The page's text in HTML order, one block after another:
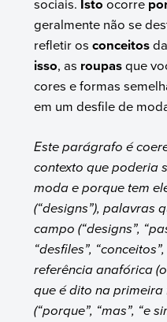
sociais. Isto ocorre
geralmente não se
refletir osconceitos
isso, as roupasque
cores e formas
em um desfile de
Este parágrafo é
contexto que poderia
moda e porque tem
(“designs”), palavras
campo (“designs”,
“desfiles”,
referência anafórica
que é dito na primeira
(“porque”, “mas”, “e